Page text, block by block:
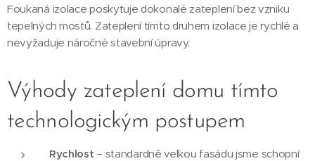
Foukaná izolace poskytuje dokonalé zateplení bez vzniku
tepelných mostů. Zateplení tímto druhem izolace je rychlé a
nevyžaduje náročné stavební úpravy.
Výhody zateplení domu tímto
technologickým postupem
Rychlost – standardně velkou fasádu jsme schopní